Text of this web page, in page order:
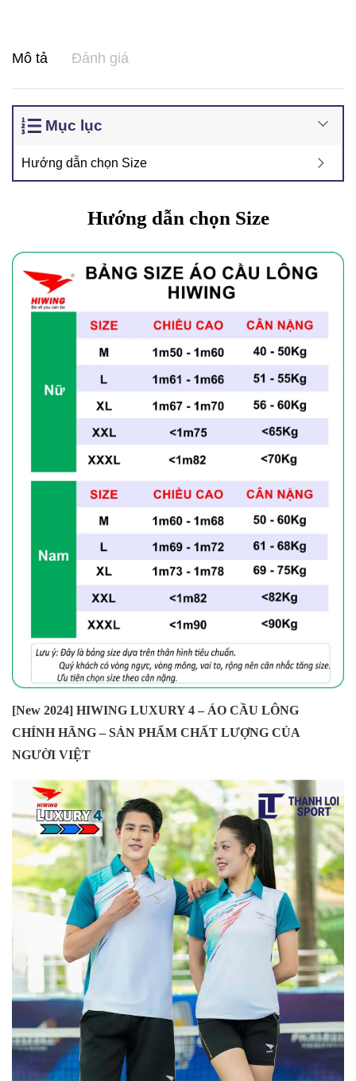
Mô tả Đánh giá
Mục lục
Hướng dẫn chọn Size
Hướng dẫn chọn Size
[New 2024] HIWING LUXURY 4 – ÁO CẦU LÔNG
CHÍNH HÃNG – SẢN PHẨM CHẤT LƯỢNG CỦA
NGƯỜI VIỆT